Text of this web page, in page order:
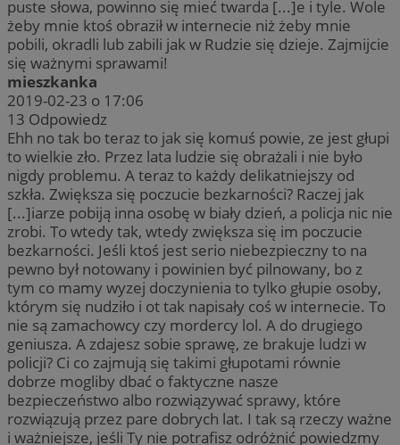
puste słowa, powinno się mieć twarda [...]e i tyle. Wole
żeby mnie ktoś obraził w internecie niż żeby mnie
pobili, okradli lub zabili jak w Rudzie się dzieje. Zajmijcie
się ważnymi sprawami!
mieszkanka
2019-02-23 o 17:06
13 Odpowiedz
Ehh no tak bo teraz to jak się komuś powie, ze jest głupi
to wielkie zło. Przez lata ludzie się obrażali i nie było
nigdy problemu. A teraz to każdy delikatniejszy od
szkła. Zwiększa się poczucie bezkarności? Raczej jak
[...]iarze pobiją inna osobę w biały dzień, a policja nic nie
zrobi. To wtedy tak, wtedy zwiększa się im poczucie
bezkarności. Jeśli ktoś jest serio niebezpieczny to na
pewno był notowany i powinien być pilnowany, bo z
tym co mamy wyzej doczynienia to tylko głupie osoby,
którym się nudziło i ot tak napisały coś w internecie. To
nie są zamachowcy czy mordercy lol. A do drugiego
geniusza. A zdajesz sobie sprawę, ze brakuje ludzi w
policji? Ci co zajmują się takimi głupotami równie
dobrze mogliby dbać o faktyczne nasze
bezpieczeństwo albo rozwiązywać sprawy, które
rozwiązują przez pare dobrych lat. I tak są rzeczy ważne
i ważniejsze, jeśli Ty nie potrafisz odróżnić powiedzmy